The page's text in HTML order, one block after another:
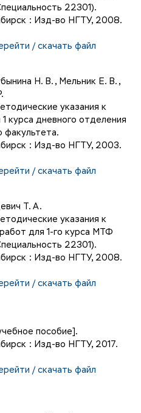
22301).
: Изд-во НГТУ, 2008.
/ скачать файл
Н. В. , Мельник Е. В. ,
указания к
курса дневного отделения
факультета.
: Изд-во НГТУ, 2003.
/ скачать файл
Т. А.
указания к
для 1-го курса МТФ
22301).
: Изд-во НГТУ, 2008.
/ скачать файл
пособие].
: Изд-во НГТУ, 2017.
/ скачать файл